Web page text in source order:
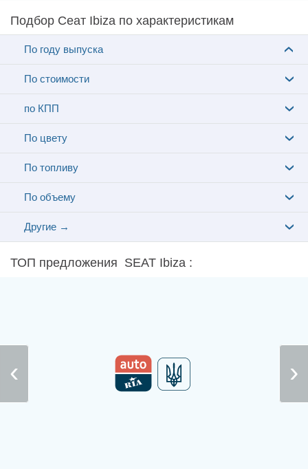
Подбор Сеат Ibiza по характеристикам
По году выпуска
По стоимости
по КПП
По цвету
По топливу
По объему
Другие →
ТОП предложения SEAT Ibiza :